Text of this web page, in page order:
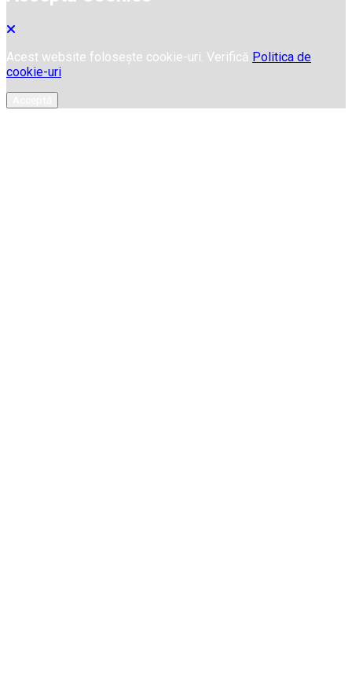
Acest website folosește cookie-uri. Verifică Politica de
cookie-uri